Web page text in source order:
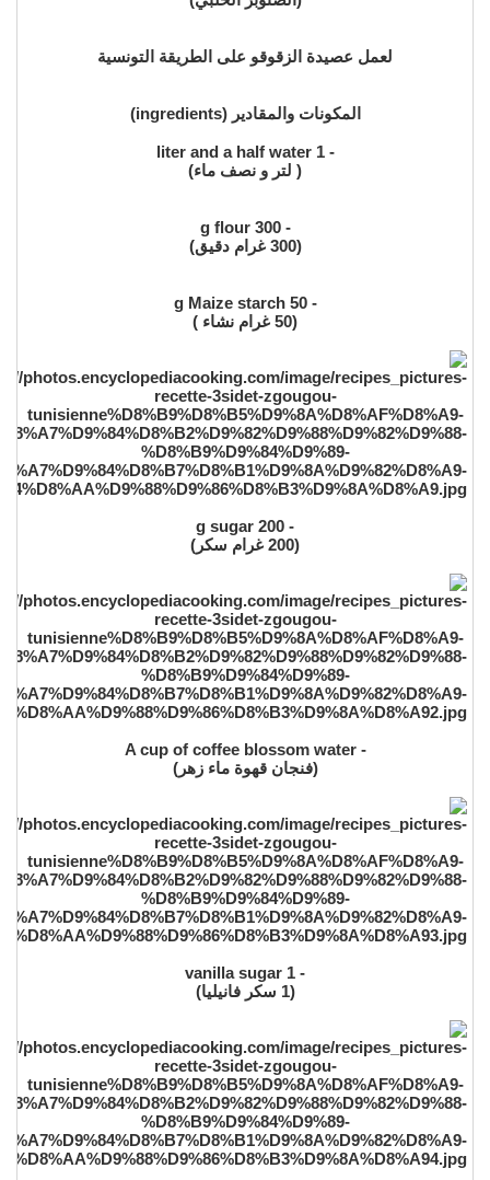
لعمل عصيدة الزقوقو على الطريقة التونسية
المكونات والمقادير (ingredients)
- 1 liter and a half water
( لتر و نصف ماء)
- 300 g flour
(300 غرام دقيق)
- 50 g Maize starch
(50 غرام نشاء )
- 200 g sugar
(200 غرام سكر)
- A cup of coffee blossom water
(فنجان قهوة ماء زهر)
- 1 vanilla sugar
(1 سكر فانيليا)